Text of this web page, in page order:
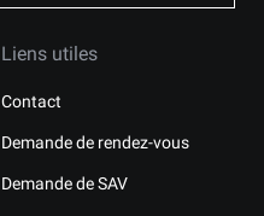
Liens utiles
Contact
Demande de rendez-vous
Demande de SAV